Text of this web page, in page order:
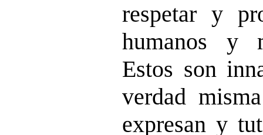
respetar y
humanos y
Estos son
verdad
expresan y